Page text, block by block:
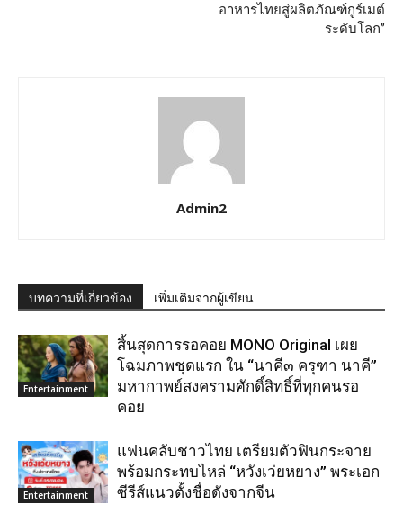
อาหารไทยสู่ผลิตภัณฑ์กูร์เมต์
ระดับโลก”
Admin2
บทความที่เกี่ยวข้อง เพิ่มเติมจากผู้เขียน
Entertainment
สิ้นสุดการรอคอย MONO Original เผย
โฉมภาพชุดแรก ใน “นาคี๓ ครุฑา นาคี”
มหากาพย์สงครามศักดิ์สิทธิ์ที่ทุกคนรอ
คอย
Entertainment
แฟนคลับชาวไทย เตรียมตัวฟินกระจาย
พร้อมกระทบไหล่ “หวังเว่ยหยาง” พระเอก
ซีรีส์แนวตั้งชื่อดังจากจีน